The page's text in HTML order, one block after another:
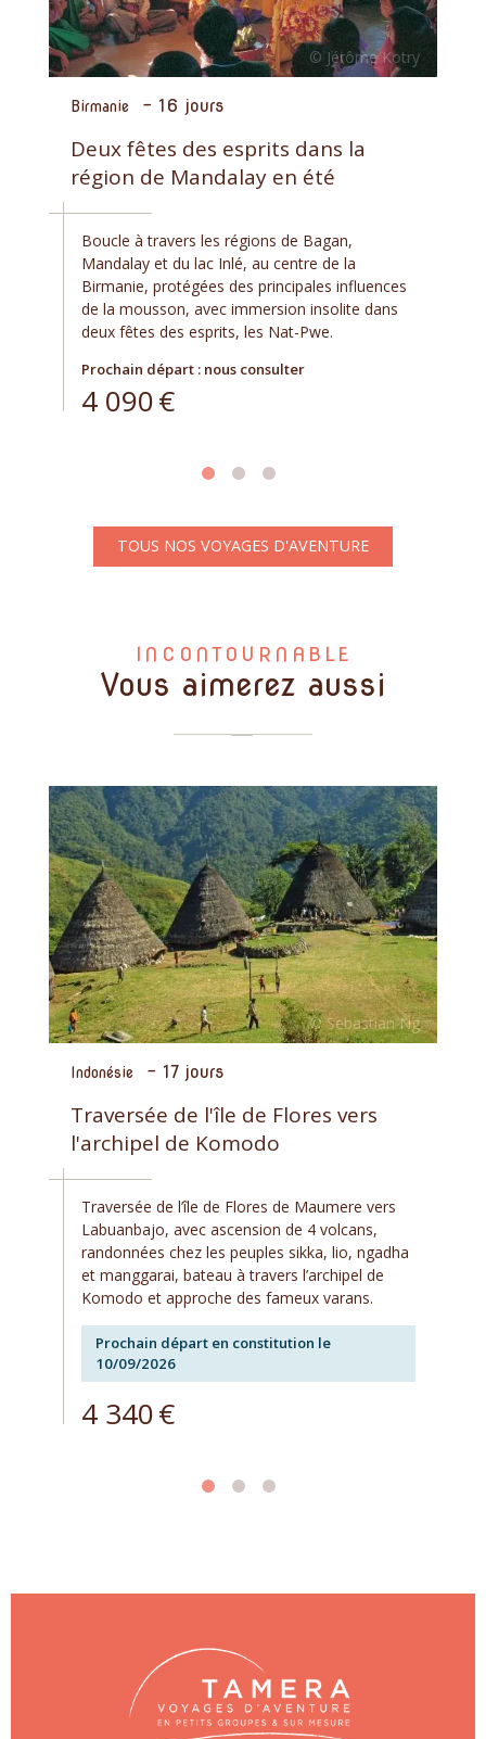
Birmanie - 16 jours
Deux fêtes des esprits dans la
région de Mandalay en été
Boucle à travers les régions de Bagan,
Mandalay et du lac Inlé, au centre de la
Birmanie, protégées des principales influences
de la mousson, avec immersion insolite dans
deux fêtes des esprits, les Nat-Pwe.
Prochain départ : nous consulter
4 090€
TOUS NOS VOYAGES D'AVENTURE
INCONTOURNABLE
Vous aimerez aussi
Indonésie - 17 jours
Traversée de l'île de Flores vers
l'archipel de Komodo
Traversée de l’île de Flores de Maumere vers
Labuanbajo, avec ascension de 4 volcans,
randonnées chez les peuples sikka, lio, ngadha
et manggarai, bateau à travers l’archipel de
Komodo et approche des fameux varans.
Prochain départ en constitution le
10/09/2026
4 340€